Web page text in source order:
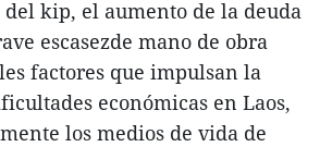
kip, el aumento de la deuda
escasezde mano de obra
factores que impulsan la
económicas en Laos,
los medios de vida de